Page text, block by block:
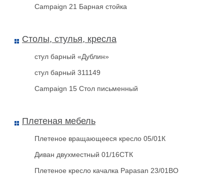
Campaign 21 Барная стойка
Столы, стулья, кресла
стул барный «Дублин»
стул барный 311149
Campaign 15 Стол письменный
Плетеная мебель
Плетеное вращающееся кресло 05/01К
Диван двухместный 01/16СТК
Плетеное кресло качалка Papasan 23/01BО